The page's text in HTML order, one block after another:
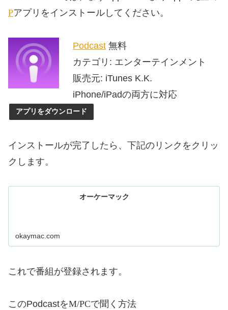
Podcastアプリをインストールしてください。
Podcast 無料
カテゴリ: エンターテインメント
販売元: iTunes K.K.
iPhone/iPadの両方に対応
アプリをダウンロード
インストールが完了したら、下記のリンクをクリッ
クします。
オーケーマック
okaymac.com
これで番組が登録されます。
このPodcastをMac/PCで聞く方法